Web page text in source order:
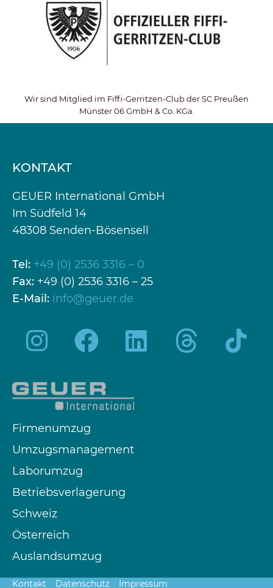
Wir sind Mitglied im Fiffi-Gerritzen-Club der SC Preußen
Münster 06 GmbH & Co. KGa.
KONTAKT
GEUER International GmbH
Im Südfeld 14
48308 Senden-Bösensell
Tel: +49 (0) 2536 3316 – 0
Fax: +49 (0) 2536 3316 – 25
E-Mail: info@geuer.de
Firmenumzug
Umzugsmanagement
Laborumzug
Betriebsverlagerung
Schweiz
Österreich
Auslandsumzug
Kontakt Datenschutz Impressum